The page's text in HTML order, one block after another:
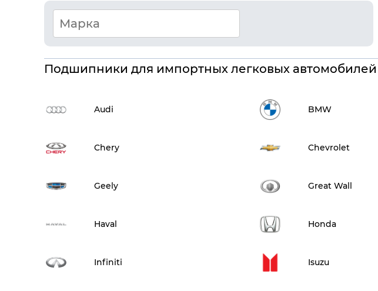
Подшипники для импортных легковых автомобилей
Audi BMW
Chery Chevrolet
Geely Great Wall
Haval Honda
Infiniti Isuzu